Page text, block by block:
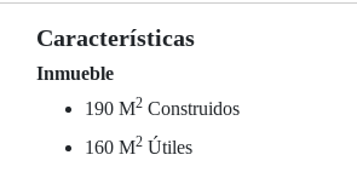
Características
Inmueble
190 M2 Construidos
160 M2 Útiles